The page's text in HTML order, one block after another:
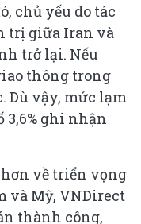
chủ yếu do tác
trị giữa Iran và
trở lại. Nếu
thông trong
Dù vậy, mức lạm
3,6% ghi nhận
về triển vọng
và Mỹ, VNDirect
thành công,